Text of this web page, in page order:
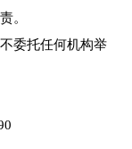
。
委托任何机构举